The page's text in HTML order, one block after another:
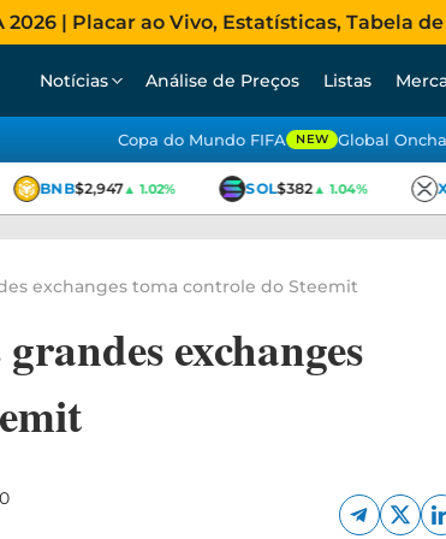
| Placar ao Vivo, Estatísticas, Tabela
Notícias Análise de Preços Listas
Copa do Mundo FIFA NEW Global
BNB$2,947▲ 1.02% SOL$382▲ 1.04%
exchanges toma controle do Steemit
exchanges